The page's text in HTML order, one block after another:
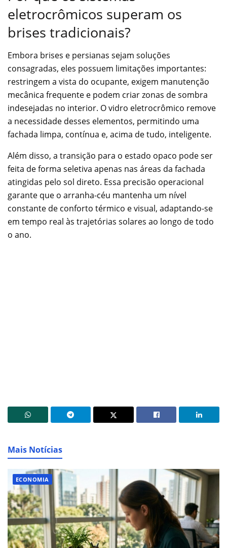
eletrocrômicos superam os
brises tradicionais?
Embora brises e persianas sejam soluções
consagradas, eles possuem limitações importantes:
restringem a vista do ocupante, exigem manutenção
mecânica frequente e podem criar zonas de sombra
indesejadas no interior. O vidro eletrocrômico remove
a necessidade desses elementos, permitindo uma
fachada limpa, contínua e, acima de tudo, inteligente.
Além disso, a transição para o estado opaco pode ser
feita de forma seletiva apenas nas áreas da fachada
atingidas pelo sol direto. Essa precisão operacional
garante que o arranha-céu mantenha um nível
constante de conforto térmico e visual, adaptando-se
em tempo real às trajetórias solares ao longo de todo
o ano.
Mais Notícias
ECONOMIA